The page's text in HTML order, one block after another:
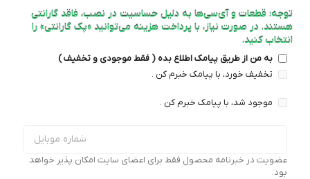
توجه: قطعات و آی‌سی‌ها به دلیل حساسیت در نصب، فاقد گارانتی
هستند. در صورت نیاز، با پرداخت هزینه می‌توانید «پک گارانتی» را
انتخاب کنید.
به من از طریق پیامک اطلاع بده ( فقط موجودی و تخفیف )
تخفیف خورد، با پیامک خبرم کن .
موجود شد، با پیامک خبرم کن .
عضویت در خبرنامه محصول فقط برای اعضای سایت امکان پذیر خواهد
بود.